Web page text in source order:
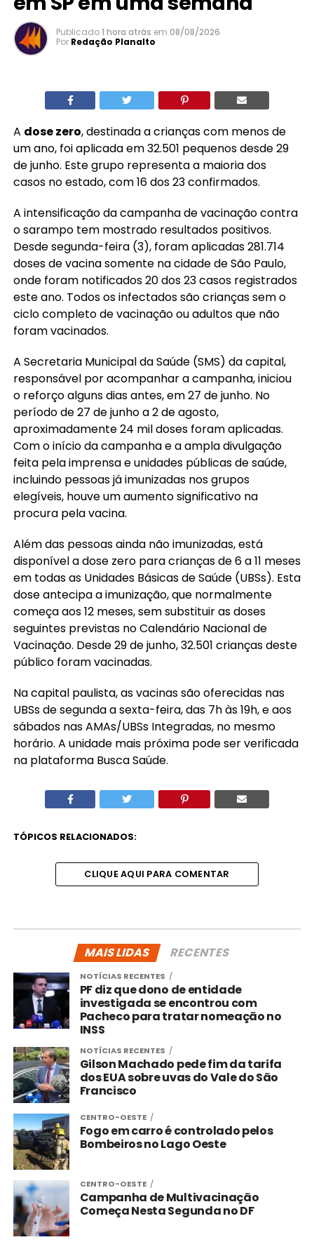
Publicado1 hora atrás em 08/08/2026
Por Redação Planalto
A dose zero, destinada a crianças com menos de
um ano, foi aplicada em 32.501 pequenos desde 29
de junho. Este grupo representa a maioria dos
casos no estado, com 16 dos 23 confirmados.
A intensificação da campanha de vacinação contra
o sarampo tem mostrado resultados positivos.
Desde segunda-feira (3), foram aplicadas 281.714
doses de vacina somente na cidade de São Paulo,
onde foram notificados 20 dos 23 casos registrados
este ano. Todos os infectados são crianças sem o
ciclo completo de vacinação ou adultos que não
foram vacinados.
A Secretaria Municipal da Saúde (SMS) da capital,
responsável por acompanhar a campanha, iniciou
o reforço alguns dias antes, em 27 de junho. No
período de 27 de junho a 2 de agosto,
aproximadamente 24 mil doses foram aplicadas.
Com o início da campanha e a ampla divulgação
feita pela imprensa e unidades públicas de saúde,
incluindo pessoas já imunizadas nos grupos
elegíveis, houve um aumento significativo na
procura pela vacina.
Além das pessoas ainda não imunizadas, está
disponível a dose zero para crianças de 6 a 11 meses
em todas as Unidades Básicas de Saúde (UBSs). Esta
dose antecipa a imunização, que normalmente
começa aos 12 meses, sem substituir as doses
seguintes previstas no Calendário Nacional de
Vacinação. Desde 29 de junho, 32.501 crianças deste
público foram vacinadas.
Na capital paulista, as vacinas são oferecidas nas
UBSs de segunda a sexta-feira, das 7h às 19h, e aos
sábados nas AMAs/UBSs Integradas, no mesmo
horário. A unidade mais próxima pode ser verificada
na plataforma Busca Saúde.
TÓPICOS RELACIONADOS:
CLIQUE AQUI PARA COMENTAR
MAIS LIDAS RECENTES
NOTÍCIAS RECENTES
PF diz que dono de entidade
investigada se encontrou com
Pacheco para tratar nomeação no
INSS
NOTÍCIAS RECENTES
Gilson Machado pede fim da tarifa
dos EUA sobre uvas do Vale do São
Francisco
CENTRO-OESTE
Fogo em carro é controlado pelos
Bombeiros no Lago Oeste
CENTRO-OESTE
Campanha de Multivacinação
Começa Nesta Segunda no DF